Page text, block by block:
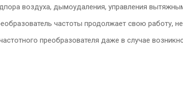
воздуха, дымоудаления, управления
частоты продолжает свою работу,
преобразователя даже в случае